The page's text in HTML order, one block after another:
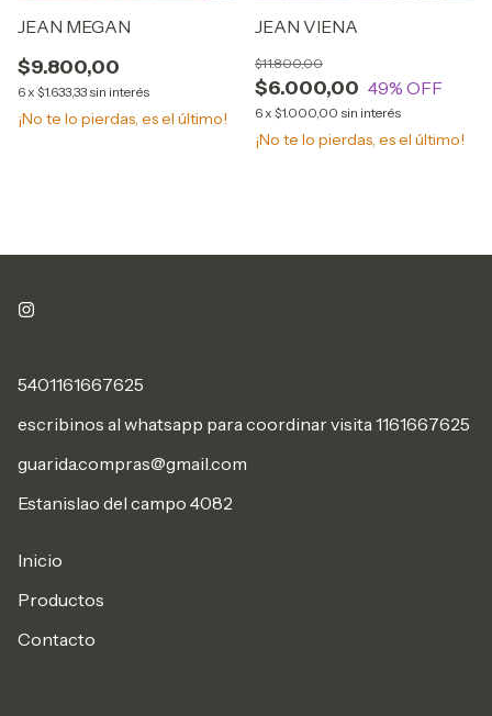
JEAN MEGAN
$9.800,00
6x $1.633,33 sin interés
¡No te lo pierdas, es el último!
JEAN VIENA
$6.000,00
$11.800,00
49% OFF
6x $1.000,00 sin interés
¡No te lo pierdas, es el último!
5401161667625
escribinos al whatsapp para coordinar visita 1161667625
guarida.compras@gmail.com
Estanislao del campo 4082
Inicio
Productos
Contacto